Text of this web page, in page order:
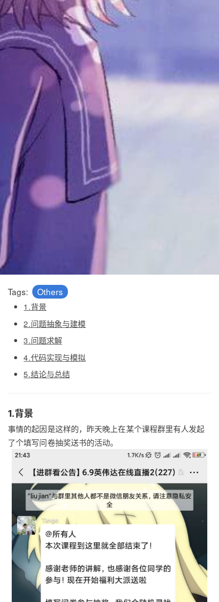
Tags: Others
1.背景
2.问题抽象与建模
3.问题求解
4.代码实现与模拟
5.结论与总结
1.背景
事情的起因是这样的，昨天晚上在某个课程群里有人发起
了个填写问卷抽奖送书的活动。